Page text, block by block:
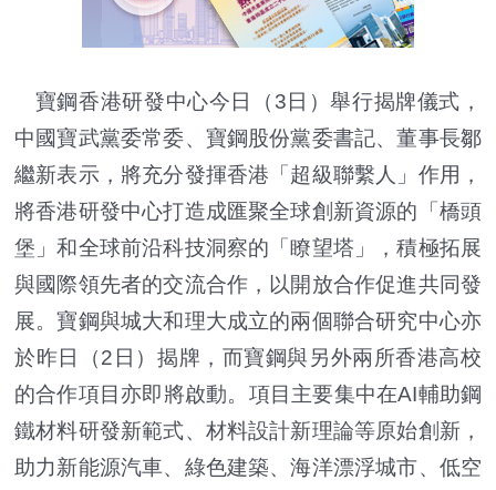
寶鋼香港研發中心今日（3日）舉行揭牌儀式，
中國寶武黨委常委、寶鋼股份黨委書記、董事長鄒
繼新表示，將充分發揮香港「超級聯繫人」作用，
將香港研發中心打造成匯聚全球創新資源的「橋頭
堡」和全球前沿科技洞察的「瞭望塔」，積極拓展
與國際領先者的交流合作，以開放合作促進共同發
展。寶鋼與城大和理大成立的兩個聯合研究中心亦
於昨日（2日）揭牌，而寶鋼與另外兩所香港高校
的合作項目亦即將啟動。項目主要集中在AI輔助鋼
鐵材料研發新範式、材料設計新理論等原始創新，
助力新能源汽車、綠色建築、海洋漂浮城市、低空